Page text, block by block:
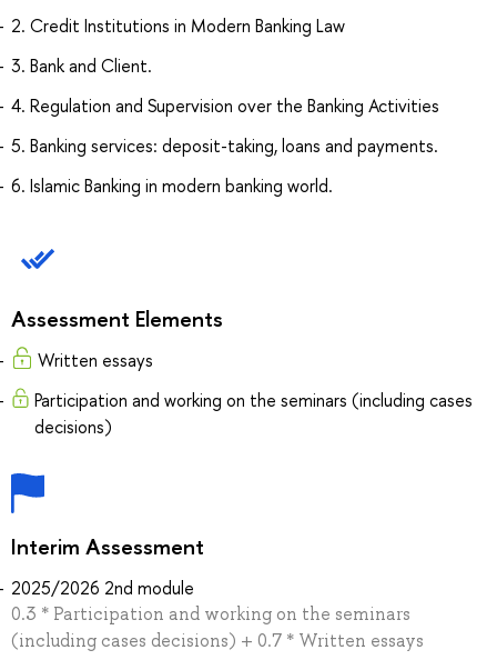
2. Credit Institutions in Modern Banking Law
3. Bank and Client.
4. Regulation and Supervision over the Banking Activities
5. Banking services: deposit-taking, loans and payments.
6. Islamic Banking in modern banking world.
Assessment Elements
Written essays
Participation and working on the seminars (including cases
decisions)
Interim Assessment
2025/2026 2nd module
0.3 * Participation and working on the seminars
(including cases decisions) + 0.7 * Written essays